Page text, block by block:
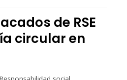
de RSE
circular en